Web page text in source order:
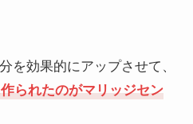
を効果的にアップさせて、
られたのがマリッジセン